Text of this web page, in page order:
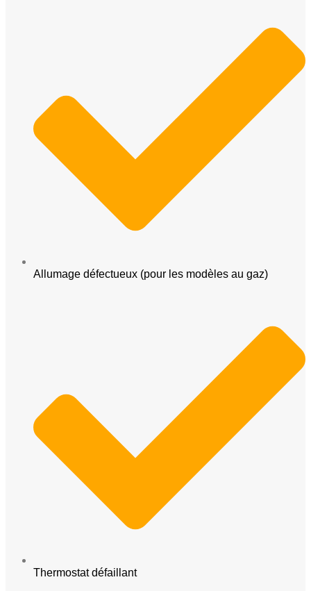
Allumage défectueux (pour les modèles au gaz)
Thermostat défaillant